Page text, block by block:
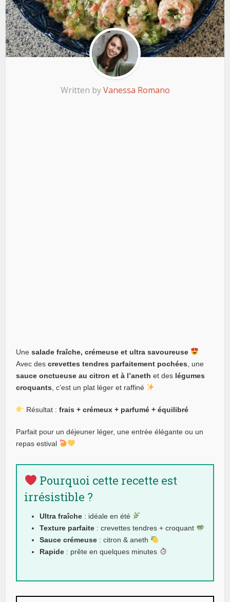
Written byVanessa Romano
Unesalade fraîche, crémeuse et ultra savoureuse
Avec descrevettes tendres parfaitement pochées , une
sauce onctueuse au citron et à l’aneth et des légumes
croquants , c’est un plat léger et raffiné
Résultat :frais + crémeux + parfumé + équilibré
Parfait pour un déjeuner léger, une entrée élégante ou un
repas estival
Pourquoi cette recette est
irrésistible ?
Ultra fraîche : idéale en été
Texture parfaite : crevettes tendres + croquant
Sauce crémeuse : citron & aneth
Rapide : prête en quelques minutes